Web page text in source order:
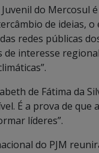
do Mercosul
de ideias,
redes públicas
de interesse
de Fátima da
É a prova de
líderes”.
do PJM